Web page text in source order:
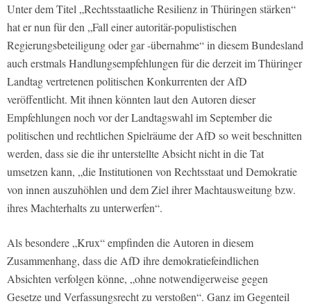
Unter dem Titel „Rechtsstaatliche Resilienz in Thüringen stärken“
hat er nun für den „Fall einer autoritär-populistischen
Regierungsbeteiligung oder gar -übernahme“ in diesem Bundesland
auch erstmals Handlungsempfehlungen für die derzeit im Thüringer
Landtag vertretenen politischen Konkurrenten der AfD
veröffentlicht. Mit ihnen könnten laut den Autoren dieser
Empfehlungen noch vor der Landtagswahl im September die
politischen und rechtlichen Spielräume der AfD so weit beschnitten
werden, dass sie die ihr unterstellte Absicht nicht in die Tat
umsetzen kann, „die Institutionen von Rechtsstaat und Demokratie
von innen auszuhöhlen und dem Ziel ihrer Machtausweitung bzw.
ihres Machterhalts zu unterwerfen“.
Als besondere „Krux“ empfinden die Autoren in diesem
Zusammenhang, dass die AfD ihre demokratiefeindlichen
Absichten verfolgen könne, „ohne notwendigerweise gegen
Gesetze und Verfassungsrecht zu verstoßen“. Ganz im Gegenteil